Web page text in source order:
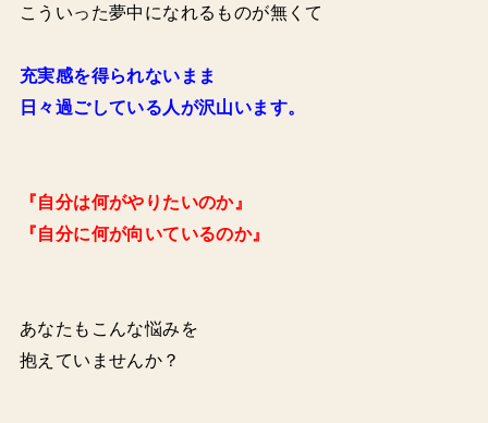
こういった夢中になれるものが無くて
充実感を得られないまま
日々過ごしている人が沢山います。
『自分は何がやりたいのか』
『自分に何が向いているのか』
あなたもこんな悩みを
抱えていませんか？